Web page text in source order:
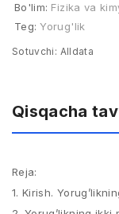
Bo'lim: Fizika va
Teg: Yorug'lik
Sotuvchi: Alldata
Qisqacha
Reja:
1. Kirish.